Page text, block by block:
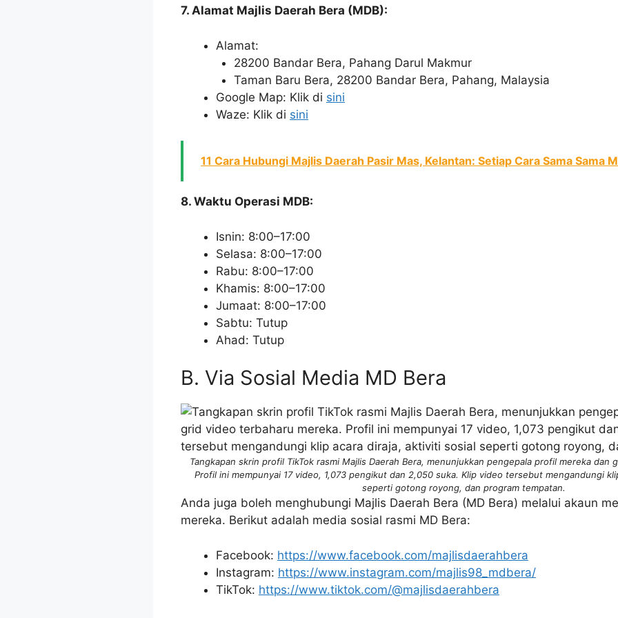
7. Alamat Majlis Daerah Bera (MDB):
Alamat:
28200 Bandar Bera, Pahang Darul Makmur
Taman Baru Bera, 28200 Bandar Bera, Pahang, Malaysia
Google Map: Klik di sini
Waze: Klik di sini
11 Cara Hubungi Majlis Daerah Pasir Mas, Kelantan: Setiap Cara Sama Sama
8. Waktu Operasi MDB:
Isnin: 8:00–17:00
Selasa: 8:00–17:00
Rabu: 8:00–17:00
Khamis: 8:00–17:00
Jumaat: 8:00–17:00
Sabtu: Tutup
Ahad: Tutup
B. Via Sosial Media MD Bera
Tangkapan skrin profil TikTok rasmi Majlis Daerah Bera, menunjukkan pengepala profil mereka dan
Profil ini mempunyai 17 video, 1,073 pengikut dan 2,050 suka. Klip video tersebut mengandungi
seperti gotong royong, dan program tempatan.
Anda juga boleh menghubungi Majlis Daerah Bera (MD Bera) melalui akaun
mereka. Berikut adalah media sosial rasmi MD Bera:
Facebook: https://www.facebook.com/majlisdaerahbera
Instagram: https://www.instagram.com/majlis98_mdbera/
TikTok: https://www.tiktok.com/@majlisdaerahbera